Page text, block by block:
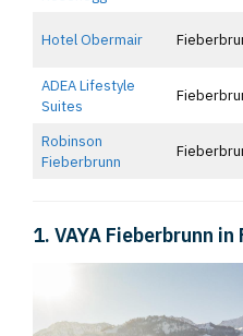
Hotel Obermair
ADEA Lifestyle
Suites
Robinson
Fieberbrunn
1. VAYA Fieberbrunn in